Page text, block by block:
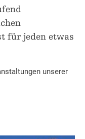
für jeden etwas
unserer